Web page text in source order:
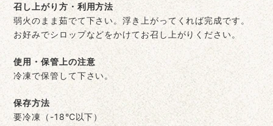
召し上がり方・利用方法
弱火のまま茹でて下さい。浮き上がってくれば完成です。
お好みでシロップなどをかけてお召し上がりください。
使用・保管上の注意
冷凍で保管して下さい。
保存方法
要冷凍（-18℃以下）